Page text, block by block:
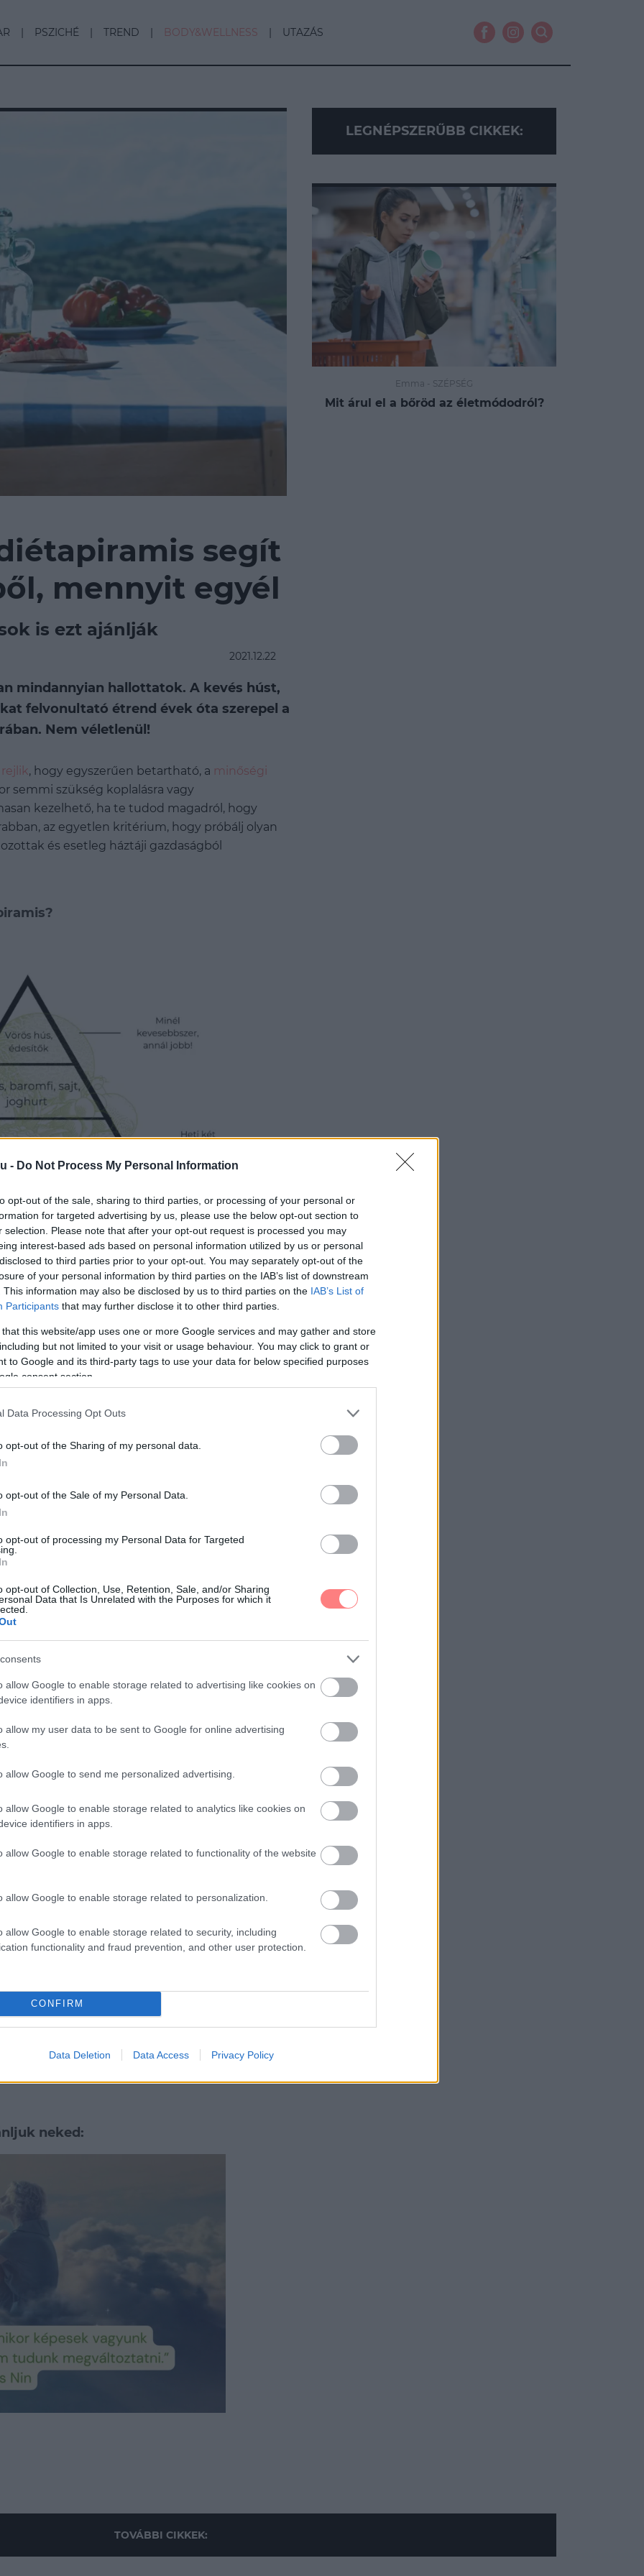
- Do Not Process My Personal Information
opt-out of the sale, sharing to third parties, or processing of your personal or
for targeted advertising by us, please use the below opt-out section to
selection. Please note that after your opt-out request is processed you may
interest-based ads based on personal information utilized by us or personal
to third parties prior to your opt-out. You may separately opt-out of the
of your personal information by third parties on the IAB’s list of downstream
This information may also be disclosed by us to third parties on the IAB’s List of
Participants that may further disclose it to other third parties.
that this website/app uses one or more Google services and may gather and store
but not limited to your visit or usage behaviour. You may click to grant or
to Google and its third-party tags to use your data for below specified purposes
consent section.
Data Processing Opt Outs
opt-out of the Sharing of my personal data.
opt-out of the Sale of my Personal Data.
opt-out of processing my Personal Data for Targeted
opt-out of Collection, Use, Retention, Sale, and/or Sharing
Data that Is Unrelated with the Purposes for which it
allow Google to enable storage related to advertising like cookies on
identifiers in apps.
allow my user data to be sent to Google for online advertising
allow Google to send me personalized advertising.
allow Google to enable storage related to analytics like cookies on
identifiers in apps.
allow Google to enable storage related to functionality of the website
allow Google to enable storage related to personalization.
allow Google to enable storage related to security, including
functionality and fraud prevention, and other user protection.
CONFIRM
Data Deletion Data Access Privacy Policy
PSZICHÉ TREND BODY&WELLNESS UTAZÁS
segít
mennyit egyél
is ezt ajánlják
2021.12.22
mindannyian hallottatok. A kevés húst,
felvonultató étrend évek óta szerepel a
Nem véletlenül!
, hogy egyszerűen betartható, a minőségi
semmi szükség koplalásra vagy
kezelhető, ha te tudod magadról, hogy
az egyetlen kritérium, hogy próbálj olyan
és esetleg háztáji gazdaságból
fizikai aktivitás, hiszen csupán a helyes
háromszor 20-40 perc mozgás szuper
HIT edzést választanod, kezdheted
a tétet. Hidd el, csak a kezdet lesz
Na, de nézzük az étkezést! A mediterrán
szénhidrátok és zsírok szerint választja szét
alátámasztotta, hogy aszénhidrátszegény
távon, és az így leadott kilók hamar
beszélve arról, hogy vannak jó szénhidrátok,
működéshez. Többek között a
szénhidrátot, de többnyire összetett formában,
hogy energikusan vágj bele a mindennapi
szerint a vörös húsok és a különféle
stb.) fogyasztását ajánlott a minimumra
a reggeli teádba, az szuper, ugyanakkor
étel) tartalmaz hozzáadott cukrot. Éppen
illetve a kész mirelit ételek is jobb, ha
kapcsoltban nehéz a helyzet. Ugyanis a háztáji
a boltban kapható adalékanyagoktól terhes
lehetnek. Manapság már termelői piacokon is
ezzel pedig egy helyi
szerint sokkal több halat és tengeri herkentyűt
nehéz hozzájutni, figyelmen kívül
érdemes beiktatni az étrendedbe. A magyar
őket, a fűszerezésen és különféle elkészítési
húsú halat is feldobhatsz. Végül jöjjenek azok
ott a helyük a tányérodon. És nem
készíts nagy adag salátát, legyen az a köret
sajnos sokkal kevesebb rostot fogyasztanak,
elengedhetetlen az egészséges emésztéshez.
Fedezd fel a csicseriborsót, készíts
vásárolt lencsét a szekrényből és dobj
lehetsz, hogy a tested meghálálja majd, ha
neked:
LEGNÉPSZERŰBB CIKKEK:
Emma - SZÉPSÉG
Mit árul el a bőröd az életmódodról?
TOVÁBBI CIKKEK: